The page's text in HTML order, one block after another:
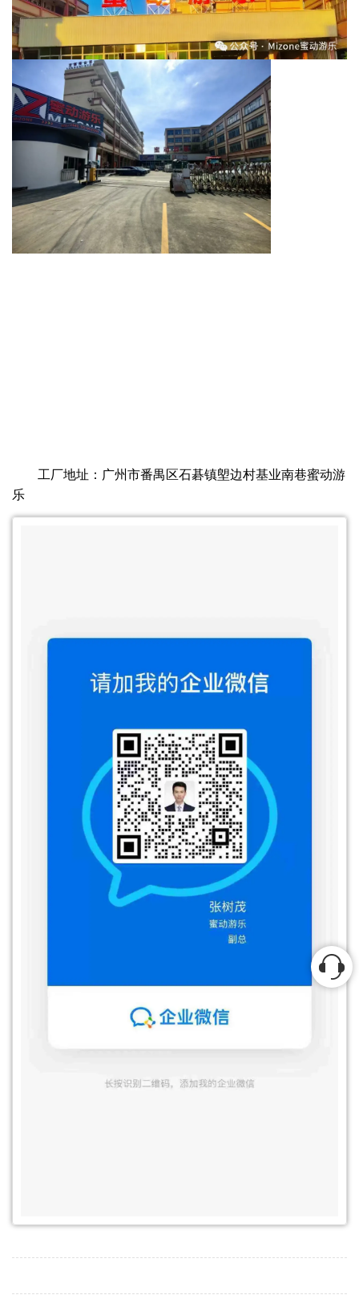
工厂地址：广州市番禺区石碁镇塱边村基业南巷蜜动游
乐